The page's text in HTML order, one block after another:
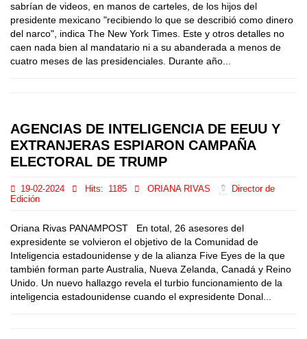
sabrían de videos, en manos de carteles, de los hijos del
presidente mexicano "recibiendo lo que se describió como dinero
del narco", indica The New York Times. Este y otros detalles no
caen nada bien al mandatario ni a su abanderada a menos de
cuatro meses de las presidenciales. Durante año...
AGENCIAS DE INTELIGENCIA DE EEUU Y
EXTRANJERAS ESPIARON CAMPAÑA
ELECTORAL DE TRUMP
19-02-2024 Hits: 1185 ORIANA RIVAS
Director de
Edición
Oriana Rivas PANAMPOST En total, 26 asesores del
expresidente se volvieron el objetivo de la Comunidad de
Inteligencia estadounidense y de la alianza Five Eyes de la que
también forman parte Australia, Nueva Zelanda, Canadá y Reino
Unido. Un nuevo hallazgo revela el turbio funcionamiento de la
inteligencia estadounidense cuando el expresidente Donal...